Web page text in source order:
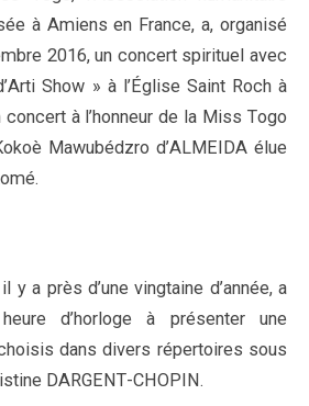
à Amiens en France, a, organisé
2016, un concert spirituel avec
Show » à l’Église Saint Roch à
concert à l’honneur de la Miss Togo
Mawubédzro d’ALMEIDA élue
y a près d’une vingtaine d’année, a
d’horloge à présenter une
dans divers répertoires sous
DARGENT-CHOPIN.